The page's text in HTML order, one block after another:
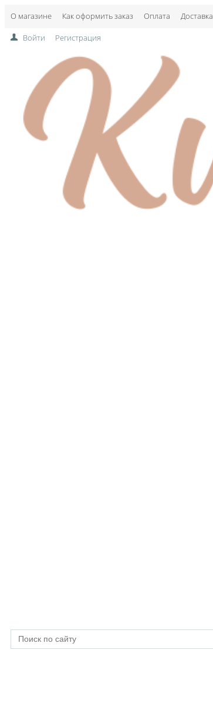
О магазине Как оформить заказ Оплата Доставка
Войти Регистрация